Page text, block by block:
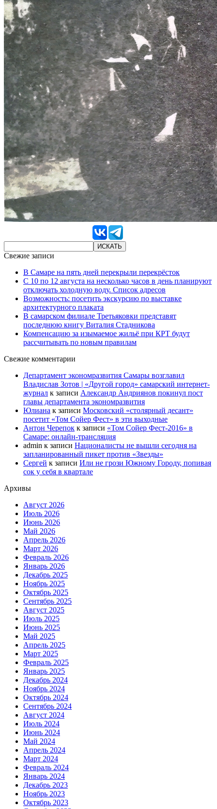
Свежие записи
В Самаре на пять дней перекрыли перекрёсток
С 10 по 12 августа на несколько часов в день планируют
отключать холодную воду. Список адресов
Возможность: посетить экскурсию по выставке
архитектурного плаката
В самарском филиале Третьяковки представят
последнюю книгу Виталия Стадникова
Компенсацию за изымаемое жильё при КРТ будут
рассчитывать по новым правилам
Свежие комментарии
Департамент экономразвития Самары возглавил
Владислав Зотов | «Другой город» самарский интернет-
журнал к записи Александр Андриянов покинул пост
главы департамента экономразвития
Юлиана к записи Московский «столярный десант»
посетит «Том Сойер Фест» в эти выходные
Антон Черепок к записи «Том Сойер Фест-2016» в
Самаре: онлайн-трансляция
admin к записи Националисты не вышли сегодня на
запланированный пикет против «Звезды»
Сергей к записи Или не грози Южному Городу, попивая
сок у себя в квартале
Архивы
Август 2026
Июль 2026
Июнь 2026
Май 2026
Апрель 2026
Март 2026
Февраль 2026
Январь 2026
Декабрь 2025
Ноябрь 2025
Октябрь 2025
Сентябрь 2025
Август 2025
Июль 2025
Июнь 2025
Май 2025
Апрель 2025
Март 2025
Февраль 2025
Январь 2025
Декабрь 2024
Ноябрь 2024
Октябрь 2024
Сентябрь 2024
Август 2024
Июль 2024
Июнь 2024
Май 2024
Апрель 2024
Март 2024
Февраль 2024
Январь 2024
Декабрь 2023
Ноябрь 2023
Октябрь 2023